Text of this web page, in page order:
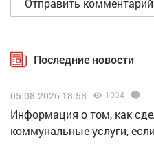
Последние новости
05.08.2026 18:58 1034
Информация о том, как
коммунальные услуги,